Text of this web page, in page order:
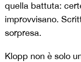
quella battuta:
improvvisano.
sorpresa.
Klopp non è solo